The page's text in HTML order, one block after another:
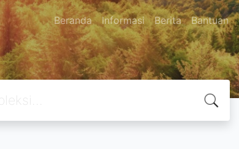
Beranda Informasi Berita Bantuan